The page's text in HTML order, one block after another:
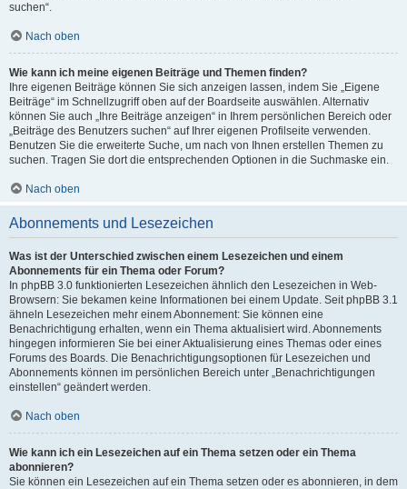
suchen“.
Nach oben
Wie kann ich meine eigenen Beiträge und Themen finden?
Ihre eigenen Beiträge können Sie sich anzeigen lassen, indem Sie „Eigene
Beiträge“ im Schnellzugriff oben auf der Boardseite auswählen. Alternativ
können Sie auch „Ihre Beiträge anzeigen“ in Ihrem persönlichen Bereich oder
„Beiträge des Benutzers suchen“ auf Ihrer eigenen Profilseite verwenden.
Benutzen Sie die erweiterte Suche, um nach von Ihnen erstellen Themen zu
suchen. Tragen Sie dort die entsprechenden Optionen in die Suchmaske ein.
Nach oben
Abonnements und Lesezeichen
Was ist der Unterschied zwischen einem Lesezeichen und einem
Abonnements für ein Thema oder Forum?
In phpBB 3.0 funktionierten Lesezeichen ähnlich den Lesezeichen in Web-
Browsern: Sie bekamen keine Informationen bei einem Update. Seit phpBB 3.1
ähneln Lesezeichen mehr einem Abonnement: Sie können eine
Benachrichtigung erhalten, wenn ein Thema aktualisiert wird. Abonnements
hingegen informieren Sie bei einer Aktualisierung eines Themas oder eines
Forums des Boards. Die Benachrichtigungsoptionen für Lesezeichen und
Abonnements können im persönlichen Bereich unter „Benachrichtigungen
einstellen“ geändert werden.
Nach oben
Wie kann ich ein Lesezeichen auf ein Thema setzen oder ein Thema
abonnieren?
Sie können ein Lesezeichen auf ein Thema setzen oder es abonnieren, in dem